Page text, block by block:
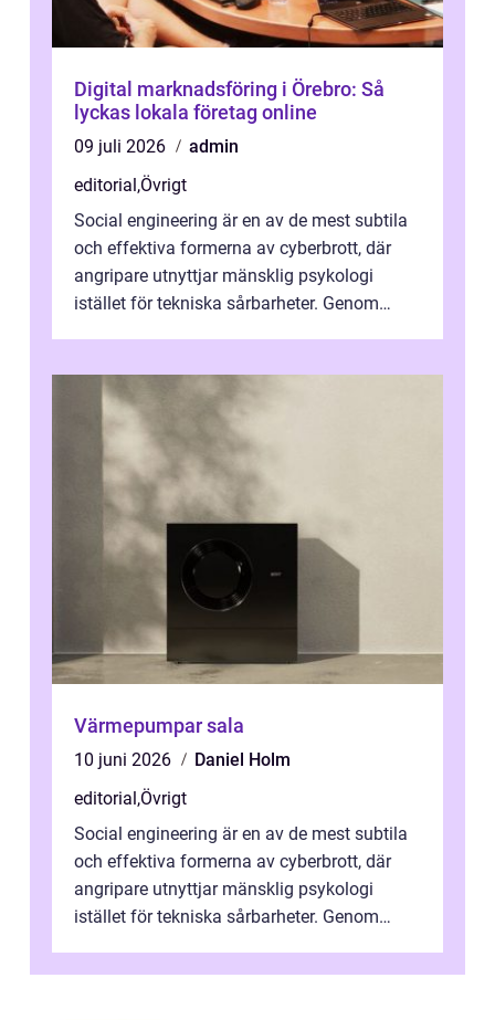
Digital marknadsföring i Örebro: Så
lyckas lokala företag online
09 juli 2026
admin
editorial,Övrigt
Social engineering är en av de mest subtila
och effektiva formerna av cyberbrott, där
angripare utnyttjar mänsklig psykologi
istället för tekniska sårbarheter. Genom
Värmepumpar sala
10 juni 2026
Daniel Holm
editorial,Övrigt
Social engineering är en av de mest subtila
och effektiva formerna av cyberbrott, där
angripare utnyttjar mänsklig psykologi
istället för tekniska sårbarheter. Genom